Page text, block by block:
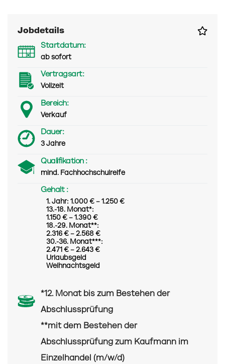
Jobdetails
Startdatum:
ab sofort
Vertragsart:
Vollzeit
Bereich:
Verkauf
Dauer:
3 Jahre
Qualifikation :
mind. Fachhochschulreife
Gehalt :
1. Jahr: 1.000 € – 1.250 €
13.-18. Monat*:
1.150 € – 1.390 €
18.-29. Monat**:
2.316 € – 2.568 €
30.-36. Monat***:
2.471 € – 2.643 €
Urlaubsgeld
Weihnachtsgeld
*12. Monat bis zum Bestehen der
Abschlussprüfung
**mit dem Bestehen der
Abschlussprüfung zum Kaufmann im
Einzelhandel (m/w/d)